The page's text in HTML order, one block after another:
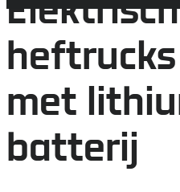
heftrucks
met
batterij